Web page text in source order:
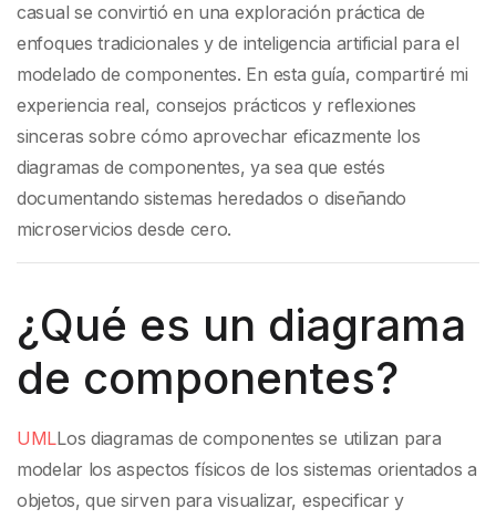
casual se convirtió en una exploración práctica de
enfoques tradicionales y de inteligencia artificial para el
modelado de componentes. En esta guía, compartiré mi
experiencia real, consejos prácticos y reflexiones
sinceras sobre cómo aprovechar eficazmente los
diagramas de componentes, ya sea que estés
documentando sistemas heredados o diseñando
microservicios desde cero.
¿Qué es un diagrama
de componentes?
UMLLos diagramas de componentes se utilizan para
modelar los aspectos físicos de los sistemas orientados a
objetos, que sirven para visualizar, especificar y